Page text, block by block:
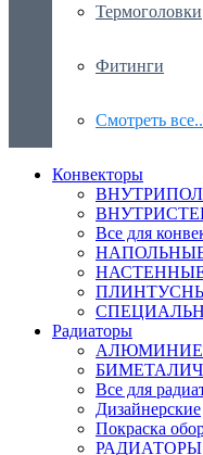
Термоголовки
Фитинги
Смотреть
Конвекторы
Все для
Радиаторы
Все для
Дизайнерские
Покраска